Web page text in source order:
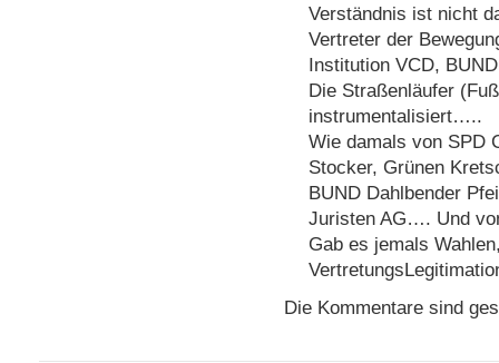
Verständnis ist nicht
Vertreter der
Institution VCD,
Die Straßenläufer
instrumentalisiert…..
Wie damals von SPD
Stocker, Grünen
BUND Dahlbender
Juristen AG…. Und
Gab es jemals
Die Kommentare sind